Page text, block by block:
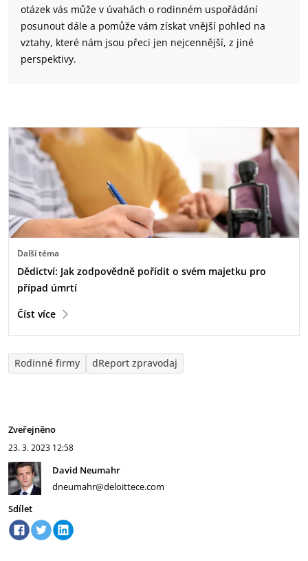
otázek vás může v úvahách o rodinném uspořádání
posunout dále a pomůže vám získat vnější pohled na
vztahy, které nám jsou přeci jen nejcennější, z jiné
perspektivy.
Další téma
Dědictví: Jak zodpovědně pořídit o svém majetku pro
případ úmrtí
Číst více
Rodinné firmy dReport zpravodaj
Zveřejněno
23. 3. 2023 12:58
David Neumahr
dneumahr@deloittece.com
Sdílet